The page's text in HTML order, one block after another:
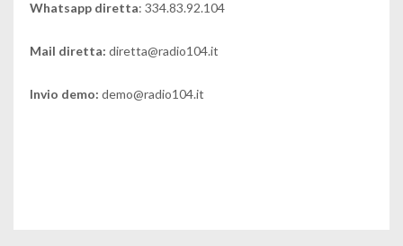
Whatsapp diretta: 334.83.92.104
Mail diretta: diretta@radio104.it
Invio demo: demo@radio104.it